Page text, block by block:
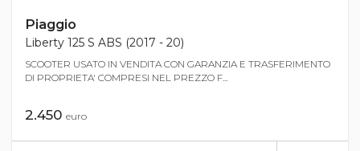
Piaggio
Liberty 125 S ABS (2017 - 20)
SCOOTER USATO IN VENDITA CON GARANZIA E TRASFERIMENTO
DI PROPRIETA' COMPRESI NEL PREZZO F...
2.450 euro